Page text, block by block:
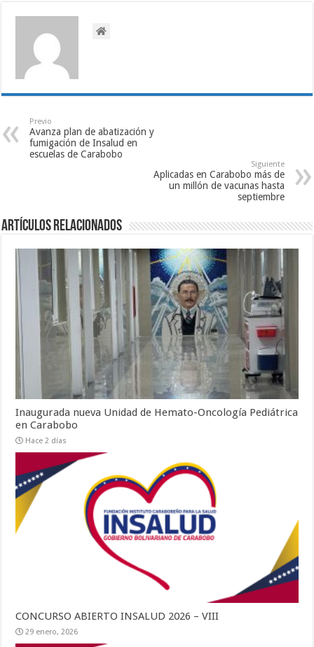
Previo
Avanza plan de abatización y
fumigación de Insalud en
escuelas de Carabobo
Siguiente
Aplicadas en Carabobo más de
un millón de vacunas hasta
septiembre
Artículos relacionados
Inaugurada nueva Unidad de Hemato-Oncología Pediátrica
en Carabobo
Hace 2 días
CONCURSO ABIERTO INSALUD 2026 – VIII
29 enero, 2026